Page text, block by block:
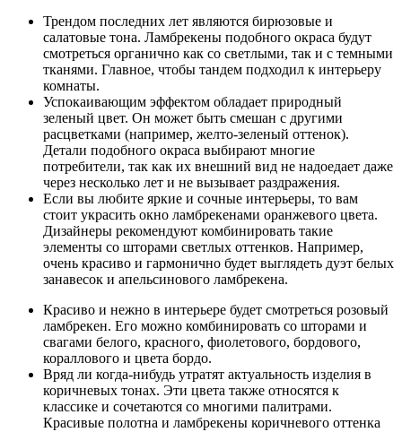
Трендом последних лет являются бирюзовые и
салатовые тона. Ламбрекены подобного окраса будут
смотреться органично как со светлыми, так и с темными
тканями. Главное, чтобы тандем подходил к интерьеру
комнаты.
Успокаивающим эффектом обладает природный
зеленый цвет. Он может быть смешан с другими
расцветками (например, желто-зеленый оттенок).
Детали подобного окраса выбирают многие
потребители, так как их внешний вид не надоедает даже
через несколько лет и не вызывает раздражения.
Если вы любите яркие и сочные интерьеры, то вам
стоит украсить окно ламбрекенами оранжевого цвета.
Дизайнеры рекомендуют комбинировать такие
элементы со шторами светлых оттенков. Например,
очень красиво и гармонично будет выглядеть дуэт белых
занавесок и апельсинового ламбрекена.
Красиво и нежно в интерьере будет смотреться розовый
ламбрекен. Его можно комбинировать со шторами и
свагами белого, красного, фиолетового, бордового,
кораллового и цвета бордо.
Вряд ли когда-нибудь утратят актуальность изделия в
коричневых тонах. Эти цвета также относятся к
классике и сочетаются со многими палитрами.
Красивые полотна и ламбрекены коричневого оттенка